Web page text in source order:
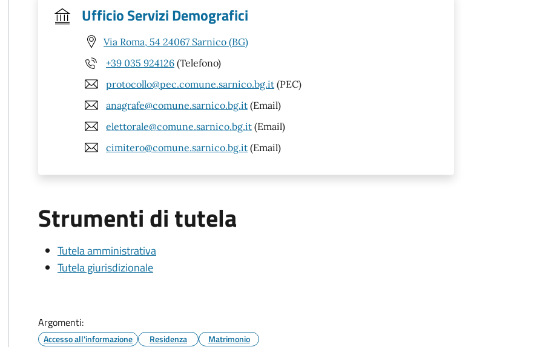
Ufficio Servizi Demografici
Via Roma, 54 24067 Sarnico (BG)
+39 035 924126 (Telefono)
protocollo@pec.comune.sarnico.bg.it (PEC)
anagrafe@comune.sarnico.bg.it (Email)
elettorale@comune.sarnico.bg.it (Email)
cimitero@comune.sarnico.bg.it (Email)
Strumenti di tutela
Tutela amministrativa
Tutela giurisdizionale
Argomenti:
Accesso all'informazione Residenza Matrimonio